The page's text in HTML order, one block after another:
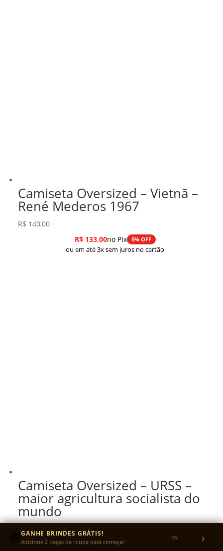
Camiseta Oversized – Vietnã –
René Mederos 1967
R$ 140,00
R$133,00no Pix 5% OFF
ou em até 3x sem juros no cartão
Camiseta Oversized – URSS –
maior agricultura socialista do
mundo
R$ 140,00
R$133,00no Pix
🎁GANHE BRINDES GRÁTIS!
Adicione 2 peças de roupa para começar 0% ›